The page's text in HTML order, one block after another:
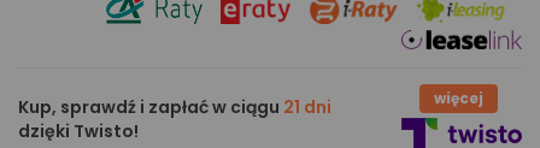
Kup, sprawdź i zapłać w ciągu 21 dni
dzięki Twisto!
więcej